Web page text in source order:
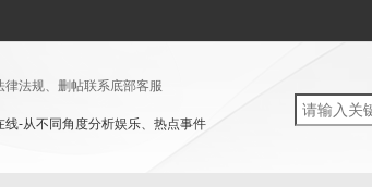
律法规、删帖联系底部客服
线-从不同角度分析娱乐、热点事件